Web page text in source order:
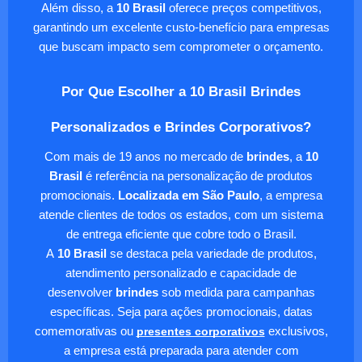
Além disso, a 10 Brasiloferece preços competitivos,
garantindo um excelente custo-benefício para empresas
que buscam impacto sem comprometer o orçamento.
Por Que Escolher a 10 Brasil Brindes
Personalizados e Brindes Corporativos?
Com mais de 19 anos no mercado de brindes, a 10
Brasil é referência na personalização de produtos
promocionais. Localizada em São Paulo, a empresa
atende clientes de todos os estados, com um sistema
de entrega eficiente que cobre todo o Brasil.
A10 Brasilse destaca pela variedade de produtos,
atendimento personalizado e capacidade de
desenvolver brindessob medida para campanhas
específicas. Seja para ações promocionais, datas
comemorativas ou presentes corporativosexclusivos,
a empresa está preparada para atender com